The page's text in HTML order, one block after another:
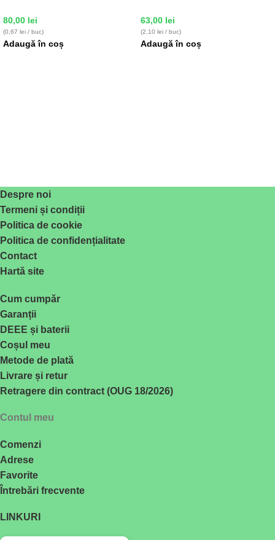
80,00 lei
(0,67 lei / buc)
Adaugă în coș
63,00 lei
(2,10 lei / buc)
Adaugă în coș
Despre noi
Termeni și condiții
Politica de cookie
Politica de confidențialitate
Contact
Hartă site
Cum cumpăr
Garanții
DEEE și baterii
Coșul meu
Metode de plată
Livrare și retur
Retragere din contract (OUG 18/2026)
Contul meu
Comenzi
Adrese
Favorite
Întrebări frecvente
LINKURI